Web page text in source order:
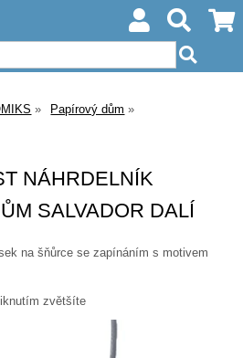
Papírový dům
NÁHRDELNÍK
SALVADOR DALÍ
na šňůrce se zapínáním s motivem
zvětšíte